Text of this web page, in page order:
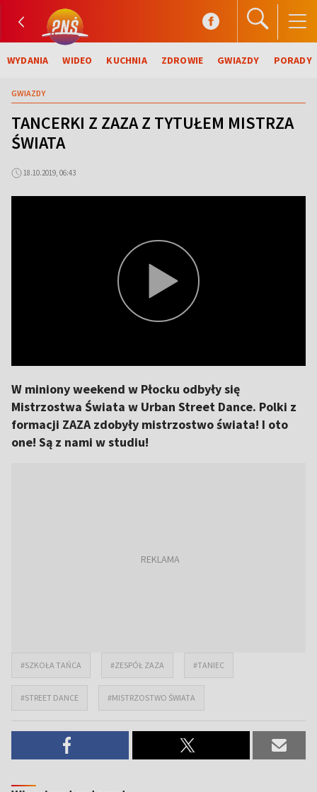
WYDANIA WIDEO KUCHNIA ZDROWIE GWIAZDY PORADY
GWIAZDY
TANCERKI Z ZAZA Z TYTUŁEM MISTRZA
ŚWIATA
18.10.2019, 06:43
W miniony weekend w Płocku odbyły się
Mistrzostwa Świata w Urban Street Dance. Polki z
formacji ZAZA zdobyły mistrzostwo świata! I oto
one! Są z nami w studiu!
#SZKOŁA TAŃCA #ZESPÓŁ ZAZA #TANIEC
#STREET DANCE #MISTRZOSTWO ŚWIATA